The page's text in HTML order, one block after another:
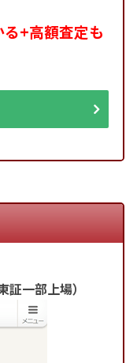
+高額査定も
一部上場）